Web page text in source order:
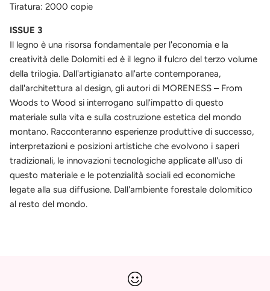
Tiratura: 2000 copie
ISSUE 3
Il legno è una risorsa fondamentale per l'economia e la
creatività delle Dolomiti ed è il legno il fulcro del terzo volume
della trilogia. Dall'artigianato all'arte contemporanea,
dall'architettura al design, gli autori di MORENESS – From
Woods to Wood si interrogano sull'impatto di questo
materiale sulla vita e sulla costruzione estetica del mondo
montano. Racconteranno esperienze produttive di successo,
interpretazioni e posizioni artistiche che evolvono i saperi
tradizionali, le innovazioni tecnologiche applicate all'uso di
questo materiale e le potenzialità sociali ed economiche
legate alla sua diffusione. Dall'ambiente forestale dolomitico
al resto del mondo.